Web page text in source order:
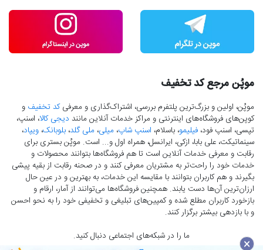
موپُن مرجع کد تخفیف
موپُن، اولین و بزرگ‌ترین پلتفرم بررسی، اشتراک‌گذاری و معرفیکد تخفیف و
کوپن‌های فروشگاه‌های اینترنتی و مراکز خدمات آنلاین مانند دیجی کالا، اسنپ،
تپسی، اسنپ فود، فیلیمو، باسلام، اسنپ شاپ، میلی، ملی گلد، بلوبانک، ویپاد،
سینماتیکت، علی بابا، ازکی، ایرانسل، همراه اول و... است. موپُن بستری برای
رقابت و معرفی خدمات آنلاین است تا هم فروشگاه‌ها بتوانند محصولات و
خدمات خود را راحت‌تر به مشتریان معرفی کنند و در صحنه رقابت از بقیه پیشی
بگیرند و هم کاربران بتوانند با مقایسه این خدمات، به بهترین و در عین حال
ارزان‌ترین آن‌ها دست‌ یابند. همچنین فروشگاه‌ها می‌توانند از آمار، ارقام و
بازخورد کاربران مطلع شده و کمپین‌های تبلیغی و تخفیفی خود را به نحو احسن
و با بازدهی بیشتر برگزار کنند.
ما را در شبکه‌های اجتماعی دنبال کنید.
×